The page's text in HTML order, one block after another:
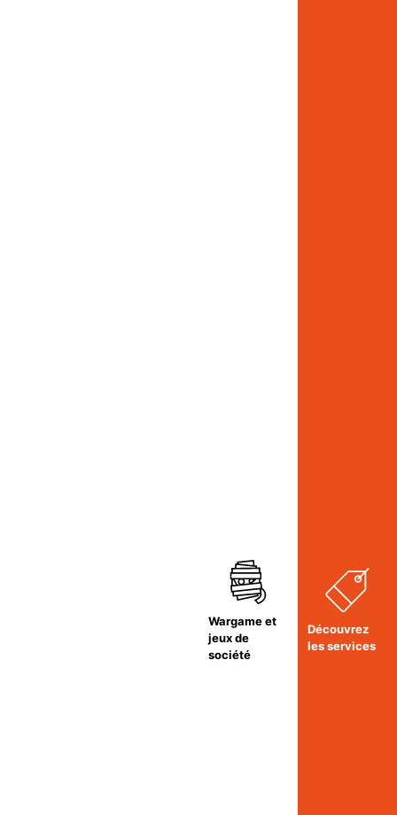
Wargame et
jeux de
société
Découvrez
les services